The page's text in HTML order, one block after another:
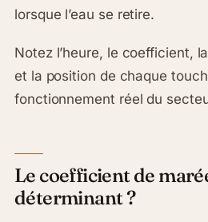
lorsque l’eau se retire.
Notez l’heure, le coefficient,
et la position de chaque
fonctionnement réel du
Le coefficient de
déterminant ?